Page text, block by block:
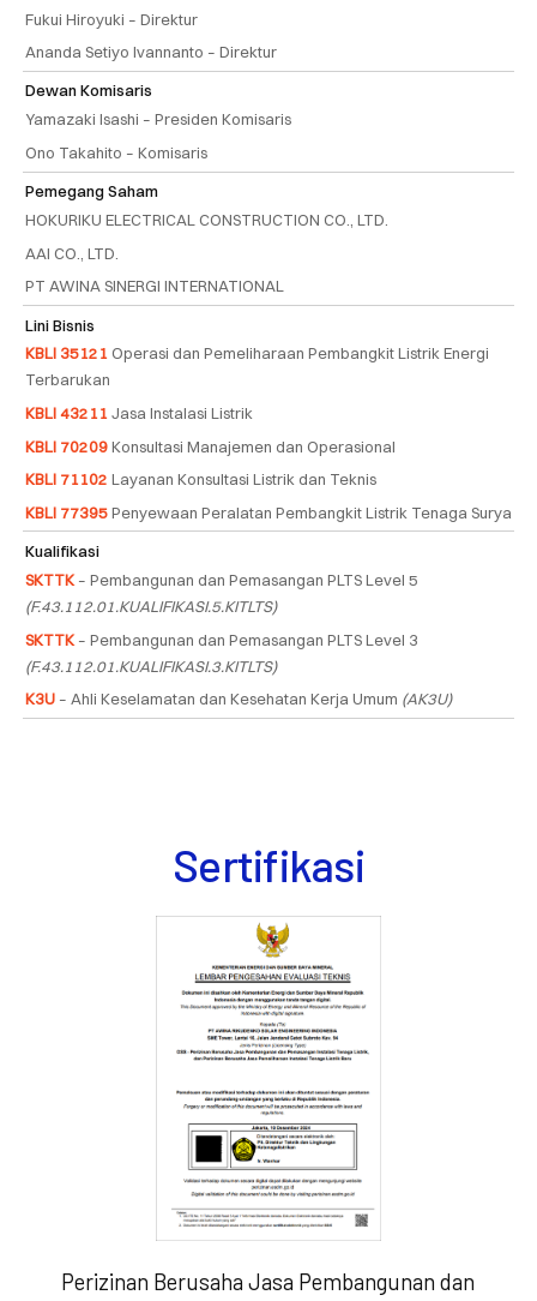
Fukui Hiroyuki – Direktur
Ananda Setiyo Ivannanto – Direktur
Dewan Komisaris
Yamazaki Isashi – Presiden Komisaris
Ono Takahito – Komisaris
Pemegang Saham
HOKURIKU ELECTRICAL CONSTRUCTION CO., LTD.
AAI CO., LTD.
PT AWINA SINERGI INTERNATIONAL
Lini Bisnis
KBLI 35121Operasi dan Pemeliharaan Pembangkit Listrik Energi
Terbarukan
KBLI 43211 Jasa Instalasi Listrik
KBLI 70209Konsultasi Manajemen dan Operasional
KBLI 71102 Layanan Konsultasi Listrik dan Teknis
KBLI 77395Penyewaan Peralatan Pembangkit Listrik Tenaga Surya
Kualifikasi
SKTTK– Pembangunan dan Pemasangan PLTS Level 5
(F.43.112.01.KUALIFIKASI.5.KITLTS)
SKTTK– Pembangunan dan Pemasangan PLTS Level 3
(F.43.112.01.KUALIFIKASI.3.KITLTS)
K3U – Ahli Keselamatan dan Kesehatan Kerja Umum (AK3U)
Sertifikasi
Perizinan Berusaha Jasa Pembangunan dan